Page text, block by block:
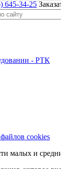
645-34-25
- РТК
cookies
и